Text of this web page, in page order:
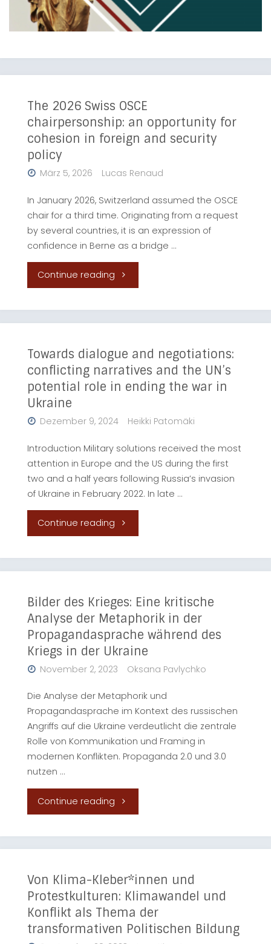
The 2026 Swiss OSCE
chairpersonship: an opportunity for
cohesion in foreign and security
policy
Lucas Renaud
März 5, 2026
In January 2026, Switzerland assumed the OSCE
chair for a third time. Originating from a request
by several countries, it is an expression of
confidence in Berne as a bridge …
Continue reading "The
Swiss
OSCE
chairpersonship:
cohesion
in
foreign
and
policy"
Towards dialogue and negotiations:
conflicting narratives and the UN’s
potential role in ending the war in
Ukraine
Heikki Patomäki
Dezember 9, 2024
Introduction Military solutions received the most
attention in Europe and the US during the first
two and a half years following Russia’s invasion
of Ukraine in February 2022. In late …
Continue reading "Towards
and
negotiations:
conflicting
narratives
the
UN’s
potential
ending
war
in
Bilder des Krieges: Eine kritische
Analyse der Metaphorik in der
Propagandasprache während des
Kriegs in der Ukraine
Oksana Pavlychko
November 2, 2023
Die Analyse der Metaphorik und
Propagandasprache im Kontext des russischen
Angriffs auf die Ukraine verdeutlicht die zentrale
Rolle von Kommunikation und Framing in
modernen Konflikten. Propaganda 2.0 und 3.0
nutzen …
Continue reading "Bilder
Krieges:
Eine
kritische
Analyse
Von Klima-Kleber*innen und
Protestkulturen: Klimawandel und
Konflikt als Thema der
transformativen Politischen Bildung